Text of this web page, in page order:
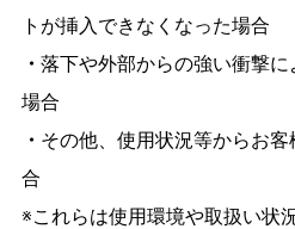
トが挿入できなくなった場合
・ 落下や外部からの強い衝撃
場合
・ その他、使用状況等からお
合
※これらは使用環境や取扱い状